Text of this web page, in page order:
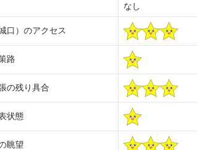
なし
口）のアクセス
路
の残り具合
状態
眺望